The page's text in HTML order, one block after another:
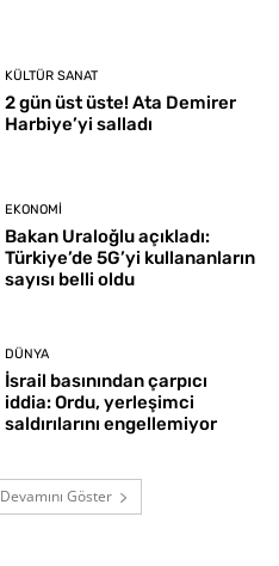
KÜLTÜR SANAT
2 gün üst üste! Ata Demirer
Harbiye’yi salladı
EKONOMI
Bakan Uraloğlu açıkladı:
Türkiye’de 5G’yi kullananların
sayısı belli oldu
DÜNYA
İsrail basınından çarpıcı
iddia: Ordu, yerleşimci
saldırılarını engellemiyor
Devamını Göster